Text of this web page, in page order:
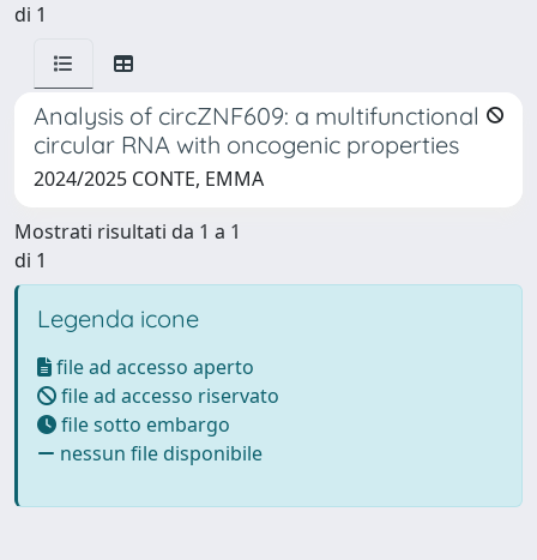
di 1
Analysis of circZNF609: a multifunctional
circular RNA with oncogenic properties
2024/2025 CONTE, EMMA
Mostrati risultati da 1 a 1
di 1
Legenda icone
file ad accesso aperto
file ad accesso riservato
file sotto embargo
nessun file disponibile